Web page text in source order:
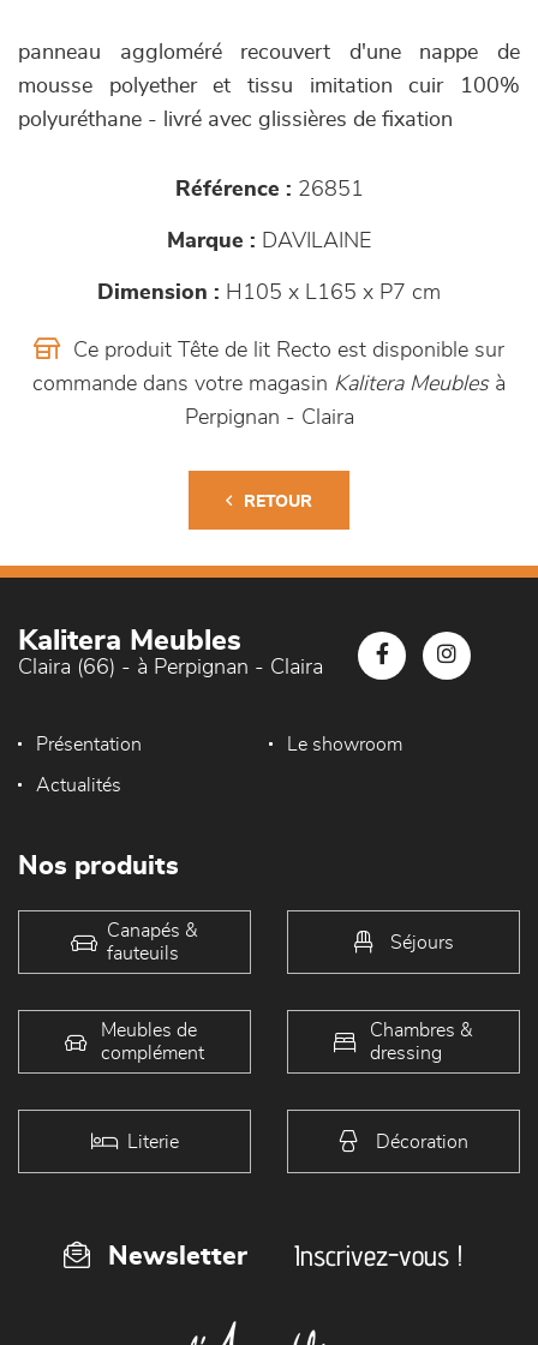
panneau aggloméré recouvert d'une nappe de
mousse polyether et tissu imitation cuir 100%
polyuréthane - livré avec glissières de fixation
Référence : 26851
Marque : DAVILAINE
Dimension : H105 x L165 x P7 cm
Ce produit Tête de lit Recto est disponible sur
commande dans votre magasin Kalitera Meubles à
Perpignan - Claira
RETOUR
Kalitera Meubles
Claira (66) - à Perpignan - Claira
Présentation Le showroom
Actualités
Nos produits
Canapés &
fauteuils
Séjours
Meubles de
complément
Chambres &
dressing
Literie Décoration
Newsletter Inscrivez-vous !